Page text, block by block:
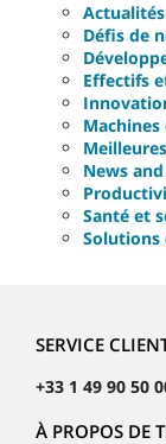
Défis de
Effectifs
News
Santé et
Solutions
SERVICE
+33 1 49 90 50
À PROPOS DE